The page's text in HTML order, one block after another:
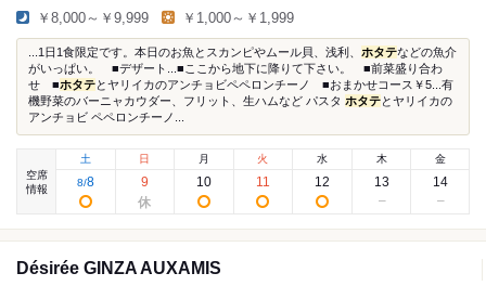
￥8,000～￥9,999 ￥1,000～￥1,999
...1日1食限定です。本日のお魚とスカンピやムール貝、浅利、 ホタテなどの魚介
がいっぱい。 ■デザート...■ここから地下に降りて下さい。 ■前菜盛り合わ
せ ■ホタテとヤリイカのアンチョビペペロンチーノ ■おまかせコース￥5...有
機野菜のバーニャカウダー、フリット、生ハムなど パスタ ホタテとヤリイカの
アンチョビ ペペロンチーノ...
空席
情報
土
8/8
日
9
月
10
火
11
水
12
木
13
金
14
Désirée GINZA AUXAMIS